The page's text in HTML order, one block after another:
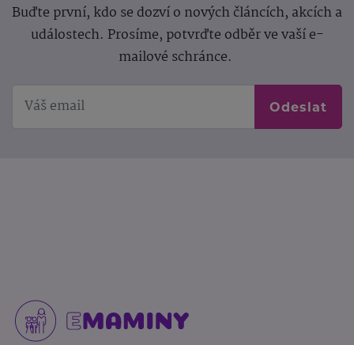
Buďte první, kdo se dozví o nových článcích, akcích a
událostech. Prosíme, potvrďte odběr ve vaší e-
mailové schránce.
Odeslat